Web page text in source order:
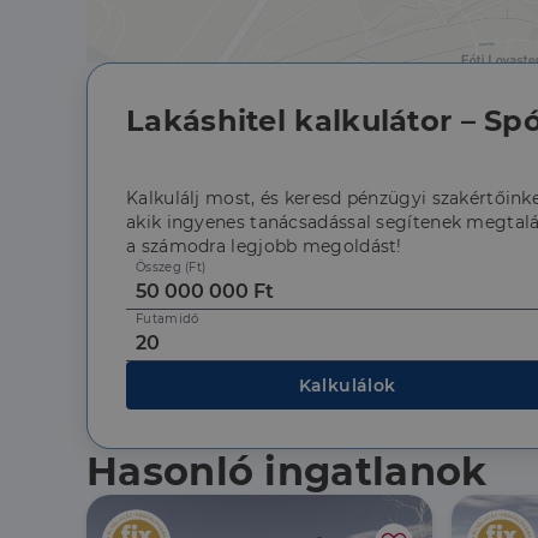
Lakáshitel kalkulátor –
Kalkulálj most, és keresd pénzügyi
akik ingyenes tanácsadással segítenek
a számodra legjobb megoldást!
Összeg (Ft)
Futamidő
Kalkulálok
Hasonló ingatlanok
Név
lidc
Név
Google
.dh.hu
_gcl_au
Google
.dh.hu
Név
Domain